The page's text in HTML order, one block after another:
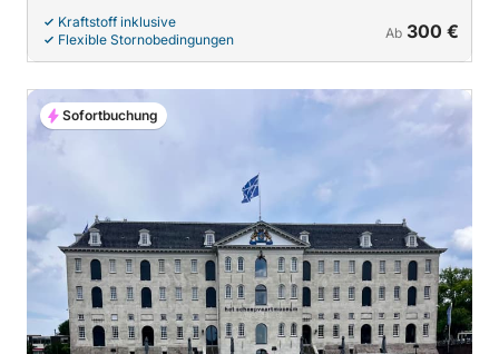
Kraftstoff inklusive
Flexible Stornobedingungen
Ab 300 €
Sofortbuchung